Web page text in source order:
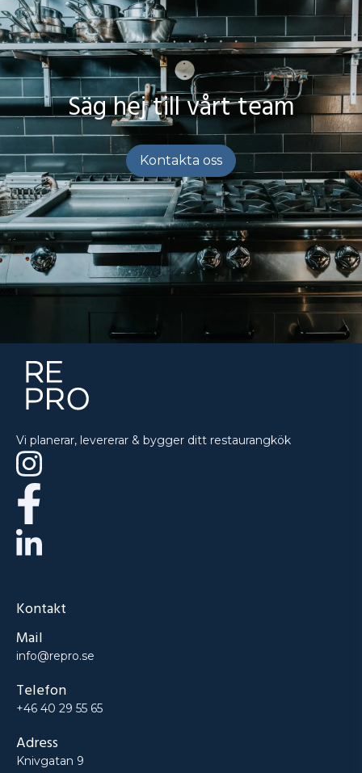
Säg hej till vårt team
Kontakta oss
Vi planerar, levererar & bygger ditt restaurangkök
Kontakt
Mail
info@repro.se
Telefon
+46 40 29 55 65
Adress
Knivgatan 9